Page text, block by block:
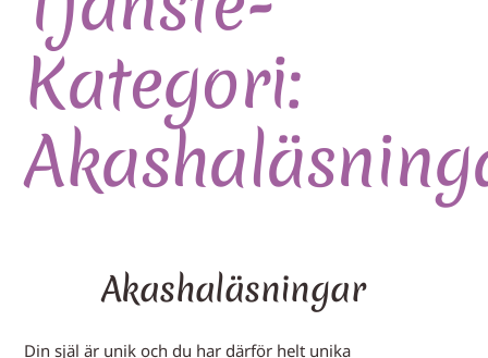
Kategori:
Akashaläsningar
Din själ är unik och du har därför helt unika